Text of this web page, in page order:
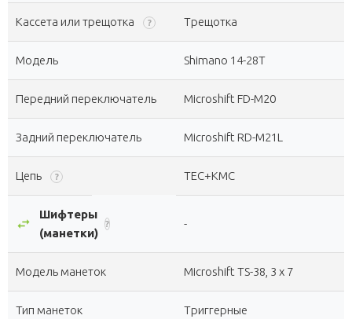
Кассета или трещотка ? Трещотка
Модель Shimano 14-28T
Передний переключатель Microshift FD-M20
Задний переключатель Microshift RD-M21L
Цепь ? TEC+KMC
swap_horiz
Шифтеры
(манетки)
? -
Модель манеток Microshift TS-38, 3 х 7
Тип манеток Триггерные